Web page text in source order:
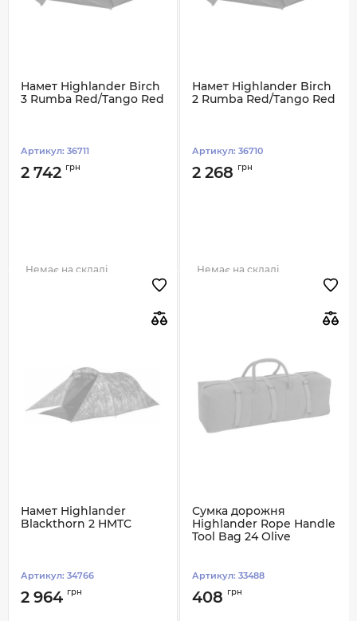
Намет Highlander Birch
3 Rumba Red/Tango Red
Артикул: 36711
2 742 грн
Немає на складі
Намет Highlander Birch
2 Rumba Red/Tango Red
Артикул: 36710
2 268 грн
Немає на складі
Намет Highlander
Blackthorn 2 HMTC
Артикул: 34766
2 964 грн
Сумка дорожня
Highlander Rope Handle
Tool Bag 24 Olive
Артикул: 33488
408 грн